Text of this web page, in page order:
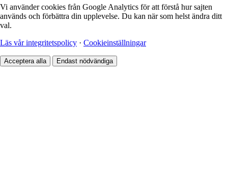
Vi använder cookies från Google Analytics för att förstå hur sajten
används och förbättra din upplevelse. Du kan när som helst ändra ditt
val.
Läs vår integritetspolicy · Cookieinställningar
Acceptera alla Endast nödvändiga